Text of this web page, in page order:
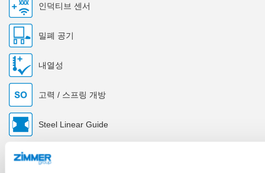
인덕티브 센서
밀폐 공기
내열성
고력 / 스프링 개방
Steel Linear Guide